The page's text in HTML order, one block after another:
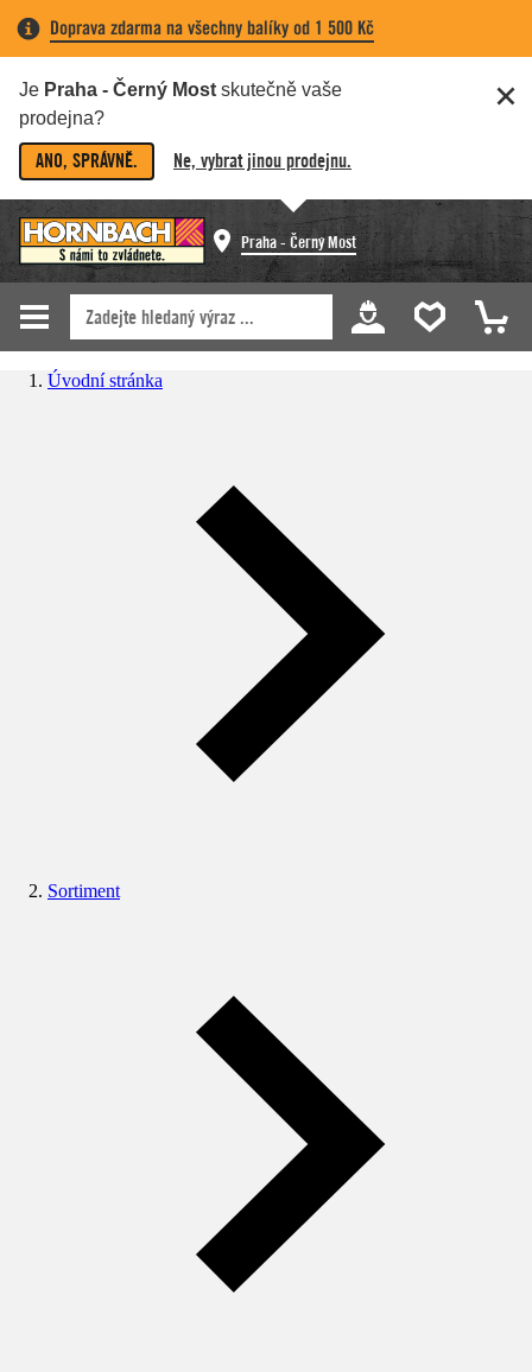
Doprava zdarma na všechny balíky od 1 500 Kč
Je Praha - Černý Most skutečně vaše
prodejna?
ANO, SPRÁVNĚ. Ne, vybrat jinou prodejnu.
Praha - Černý Most
Úvodní stránka
Sortiment